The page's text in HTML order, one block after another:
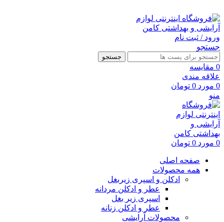
ورود / ثبت نام
جستجو
جستجو
0 مقايسه
علاقه مندی
0 مورد 0 تومان
منو
0 مورد 0 تومان
صفحه اصلی
همه محصولات
ادکلن و اسپری زیربغل
عطر و ادکلن مردانه
اسپری زیر بغل
عطر و ادکلن زنانه
محصولات آرایشی